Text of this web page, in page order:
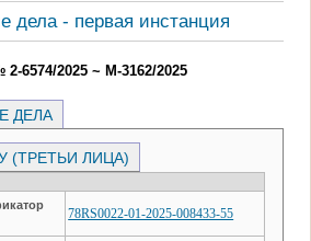
дела - первая инстанция
6574/2025 ~ М-3162/2025
ДЕЛА
(ТРЕТЬИ ЛИЦА)
78RS0022-01-2025-008433-55